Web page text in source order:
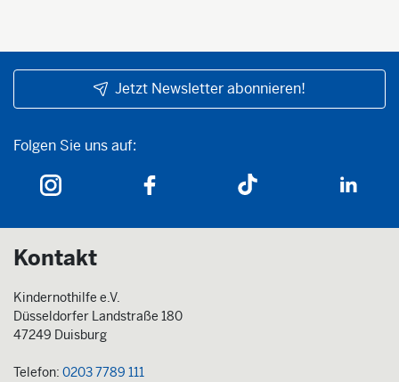
Jetzt Newsletter abonnieren!
Folgen Sie uns auf:
Folgen Sie uns auf:
Kontakt
Kindernothilfe e.V.
Düsseldorfer Landstraße 180
47249 Duisburg
Telefon: 0203 7789 111